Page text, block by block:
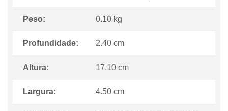
Peso: 0.10 kg
Profundidade: 2.40 cm
Altura: 17.10 cm
Largura: 4.50 cm